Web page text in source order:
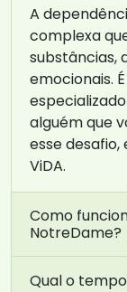
A
complexa
substâncias,
emocionais.
alguém que
esse
ViDA.
Como
NotreDame?
Qual o